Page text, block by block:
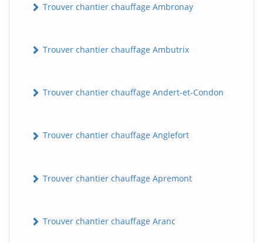
Trouver chantier chauffage Ambronay
Trouver chantier chauffage Ambutrix
Trouver chantier chauffage Andert-et-Condon
Trouver chantier chauffage Anglefort
Trouver chantier chauffage Apremont
Trouver chantier chauffage Aranc